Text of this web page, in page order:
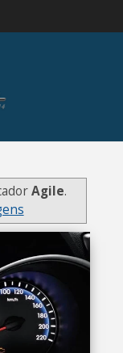
Agile.